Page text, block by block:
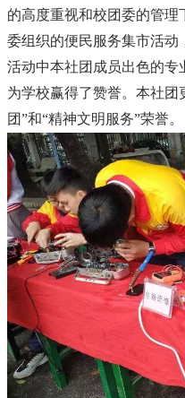
的高度重视和校团委的管
委组织的便民服务集市活动
活动中本社团成员出色的
为学校赢得了赞誉。本社团
团”和“精神文明服务”荣誉。